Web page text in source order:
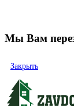
Мы Вам
Закрыть